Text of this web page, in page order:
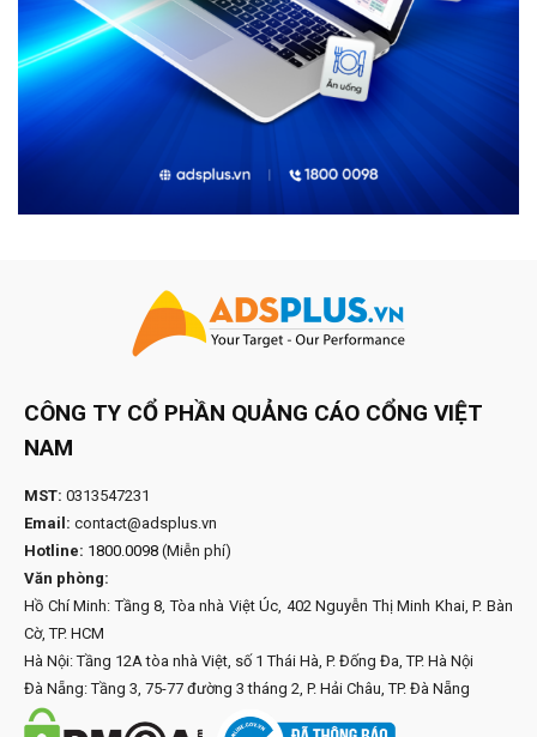
CÔNG TY CỔ PHẦN QUẢNG CÁO CỔNG VIỆT
NAM
MST: 0313547231
Email: contact@adsplus.vn
Hotline: 1800.0098 (Miễn phí)
Văn phòng:
Hồ Chí Minh: Tầng 8, Tòa nhà Việt Úc, 402 Nguyễn Thị Minh Khai, P. Bàn
Cờ, TP. HCM
Hà Nội: Tầng 12A tòa nhà Việt, số 1 Thái Hà, P. Đống Đa, TP. Hà Nội
Đà Nẵng: Tầng 3, 75-77 đường 3 tháng 2, P. Hải Châu, TP. Đà Nẵng